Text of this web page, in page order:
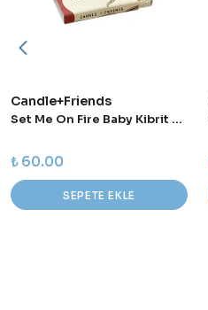
Candle+Friends
Set Me On Fire Baby Kibrit Kutusu
₺ 60.00
SEPETE EKLE